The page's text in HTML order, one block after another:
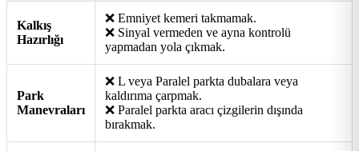
Kalkış
Hazırlığı
❌ Emniyet kemeri takmamak.
❌ Sinyal vermeden ve ayna kontrolü
yapmadan yola çıkmak.
Park
Manevraları
❌ L veya Paralel parkta dubalara veya
kaldırıma çarpmak.
❌ Paralel parkta aracı çizgilerin dışında
bırakmak.